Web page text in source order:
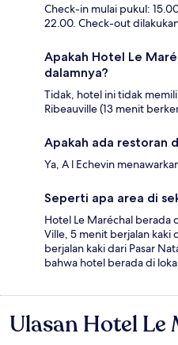
Check-in mulai pukul:
22.00. Check-out
Apakah Hotel Le
dalamnya?
Tidak, hotel ini tidak
Ribeauville (13 menit
Apakah ada restoran
Ya, A l Echevin
Seperti apa area di
Hotel Le Maréchal berada
Ville, 5 menit berjalan kaki
berjalan kaki dari Pasar
bahwa hotel berada di
Ulasan
Ulasan Hotel Le